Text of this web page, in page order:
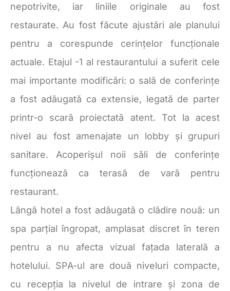
nepotrivite, iar liniile originale au fost
restaurate. Au fost făcute ajustări ale planului
pentru a corespunde cerințelor funcționale
actuale. Etajul -1 al restaurantului a suferit cele
mai importante modificări: o sală de conferințe
a fost adăugată ca extensie, legată de parter
printr-o scară proiectată atent. Tot la acest
nivel au fost amenajate un lobby și grupuri
sanitare. Acoperișul noii săli de conferințe
funcționează ca terasă de vară pentru
restaurant.
Lângă hotel a fost adăugată o clădire nouă: un
spa parțial îngropat, amplasat discret în teren
pentru a nu afecta vizual fațada laterală a
hotelului. SPA-ul are două niveluri compacte,
cu recepția la nivelul de intrare și zona de